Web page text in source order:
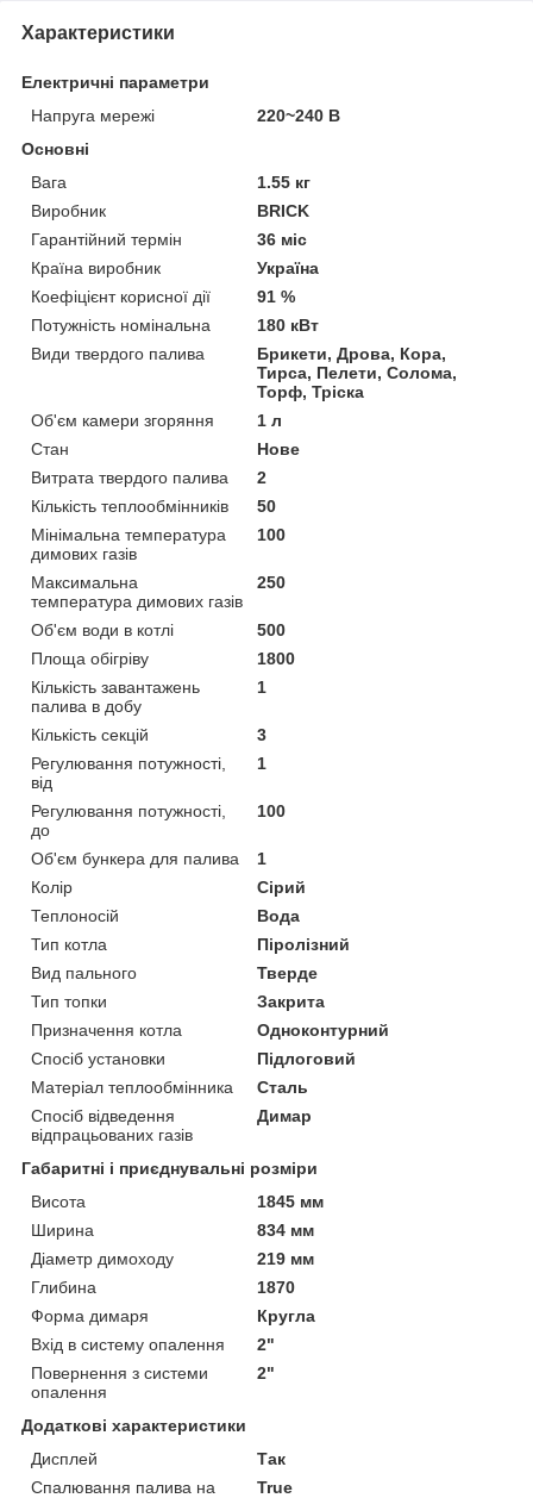
Характеристики
Електричні параметри
Напруга мережі
220~240 В
Основні
Вага
1.55 кг
Виробник
BRICK
Гарантійний термін
36 міс
Країна виробник
Україна
Коефіцієнт корисної дії
91 %
Потужність номінальна
180 кВт
Види твердого палива
Брикети, Дрова, Кора,
Тирса, Пелети, Солома,
Торф, Тріска
Об'єм камери згоряння
1 л
Стан
Нове
Витрата твердого палива
2
Кількість теплообмінників
50
Мінімальна температура
димових газів
100
Максимальна
температура димових газів
250
Об'єм води в котлі
500
Площа обігріву
1800
Кількість завантажень
палива в добу
1
Кількість секцій
3
Регулювання потужності,
від
1
Регулювання потужності,
до
100
Об'єм бункера для палива
1
Колір
Сірий
Теплоносій
Вода
Тип котла
Піролізний
Вид пального
Тверде
Тип топки
Закрита
Призначення котла
Одноконтурний
Спосіб установки
Підлоговий
Матеріал теплообмінника
Сталь
Спосіб відведення
відпрацьованих газів
Димар
Габаритні і приєднувальні розміри
Висота
1845 мм
Ширина
834 мм
Діаметр димоходу
219 мм
Глибина
1870
Форма димаря
Кругла
Вхід в систему опалення
2"
Повернення з системи
опалення
2"
Додаткові характеристики
Дисплей
Так
Спалювання палива на
True